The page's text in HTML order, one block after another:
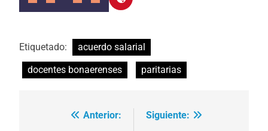
Etiquetado:
acuerdo salarial
docentes bonaerenses
paritarias
Navegación
Anterior:
Siguiente: